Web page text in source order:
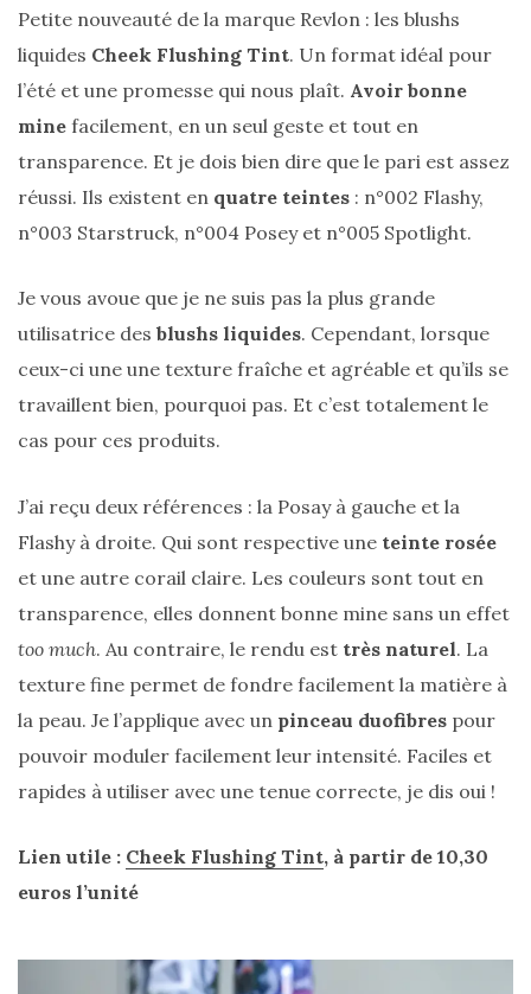
Petite nouveauté de la marque Revlon : les blushs
liquides Cheek Flushing Tint. Un format idéal pour
l’été et une promesse qui nous plaît. Avoir bonne
mine facilement, en un seul geste et tout en
transparence. Et je dois bien dire que le pari est assez
réussi. Ils existent en quatre teintes : n°002 Flashy,
n°003 Starstruck, n°004 Posey et n°005 Spotlight.
Je vous avoue que je ne suis pas la plus grande
utilisatrice des blushs liquides. Cependant, lorsque
ceux-ci une une texture fraîche et agréable et qu’ils se
travaillent bien, pourquoi pas. Et c’est totalement le
cas pour ces produits.
J’ai reçu deux références : la Posay à gauche et la
Flashy à droite. Qui sont respective une teinte rosée
et une autre corail claire. Les couleurs sont tout en
transparence, elles donnent bonne mine sans un effet
too much. Au contraire, le rendu est très naturel. La
texture fine permet de fondre facilement la matière à
la peau. Je l’applique avec un pinceau duofibres pour
pouvoir moduler facilement leur intensité. Faciles et
rapides à utiliser avec une tenue correcte, je dis oui !
Lien utile : Cheek Flushing Tint, à partir de 10,30
euros l’unité